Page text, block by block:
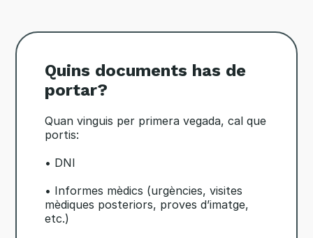
Quins documents has de
portar?
Quan vinguis per primera vegada, cal que
portis:
• DNI
• Informes mèdics (urgències, visites
mèdiques posteriors, proves d’imatge,
etc.)